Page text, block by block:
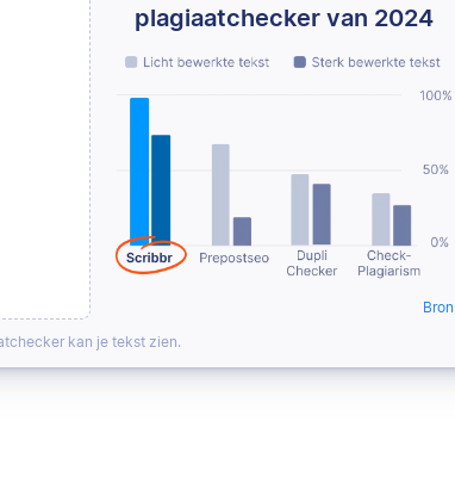
plagiaatchecker van 2024
Bron
kan je tekst zien.